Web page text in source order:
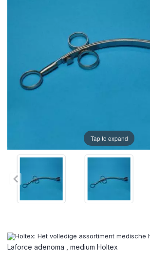
Laforce adenoma , medium Holtex
Tap to expand